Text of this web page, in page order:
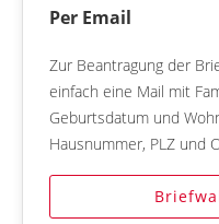
Per Email
Zur Beantragung der
einfach eine Mail mit
Geburtsdatum und
Hausnummer, PLZ und